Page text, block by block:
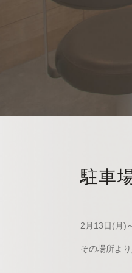
駐車
2月13日(月)
その場所よ